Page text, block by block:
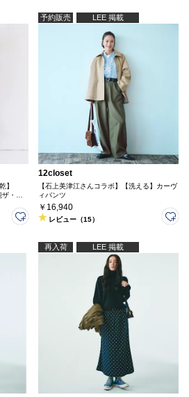
】
・エ
予約販売 LEE 掲載
12closet
【石上美津江さんコラボ】【洗える】カーヴ
ィパンツ
￥16,940
レビュー（15）
再入荷 LEE 掲載